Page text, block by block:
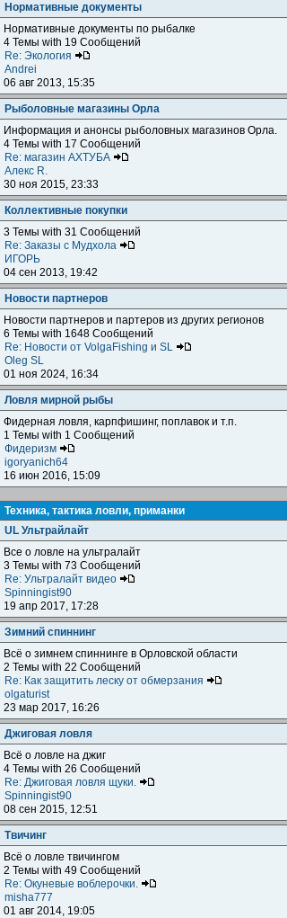
Нормативные документы
Нормативные документы по рыбалке
4 Темы with 19 Сообщений
Re: Экология
Andrei
06 авг 2013, 15:35
Рыболовные магазины Орла
Информация и анонсы рыболовных магазинов Орла.
4 Темы with 17 Сообщений
Re: магазин АХТУБА
Алекс R.
30 ноя 2015, 23:33
Коллективные покупки
3 Темы with 31 Сообщений
Re: Заказы с Мудхола
ИГОРЬ
04 сен 2013, 19:42
Новости партнеров
Новости партнеров и партеров из других регионов
6 Темы with 1648 Сообщений
Re: Новости от VolgaFishing и SL
Oleg SL
01 ноя 2024, 16:34
Ловля мирной рыбы
Фидерная ловля, карпфишинг, поплавок и т.п.
1 Темы with 1 Сообщений
Фидеризм
igoryanich64
16 июн 2016, 15:09
Техника, тактика ловли, приманки
UL Ультрайлайт
Все о ловле на ультралайт
3 Темы with 73 Сообщений
Re: Ультралайт видео
Spinningist90
19 апр 2017, 17:28
Зимний спиннинг
Всё о зимнем спиннинге в Орловской области
2 Темы with 22 Сообщений
Re: Как защитить леску от обмерзания
olgaturist
23 мар 2017, 16:26
Джиговая ловля
Всё о ловле на джиг
4 Темы with 26 Сообщений
Re: Джиговая ловля щуки.
Spinningist90
08 сен 2015, 12:51
Твичинг
Всё о ловле твичингом
2 Темы with 49 Сообщений
Re: Окуневые воблерочки.
misha777
01 авг 2014, 19:05